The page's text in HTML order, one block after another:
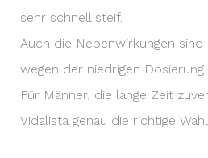
sehr schnell steif.
Auch die Nebenwirkungen
wegen der niedrigen Dosierung.
Für Männer, die lange Zeit
Vidalista genau die richtige Wahl.